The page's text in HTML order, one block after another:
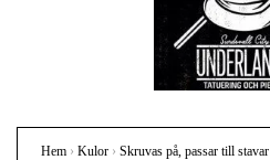
Hem › Kulor › Skruvas på, passar till stavar